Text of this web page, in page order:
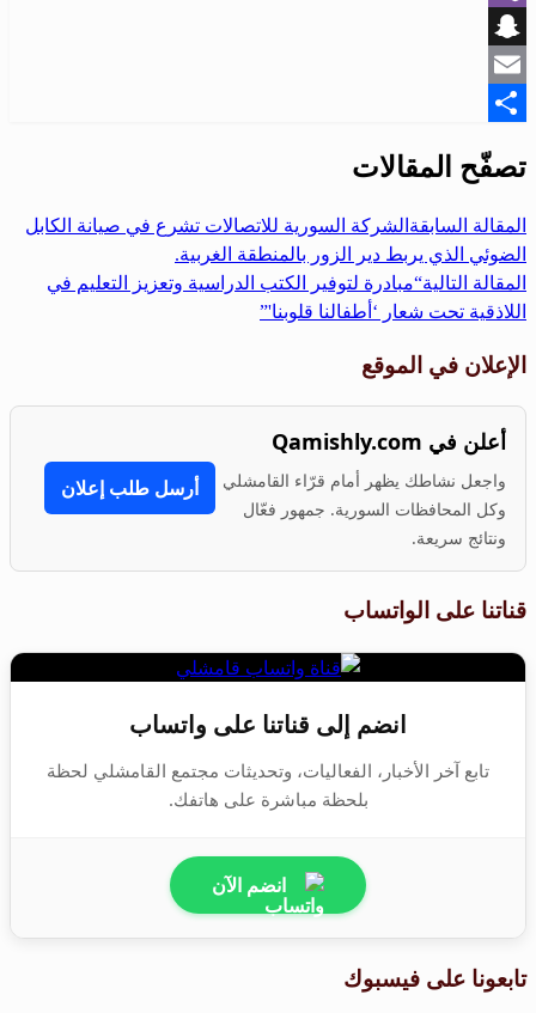
Viber
Snapchat
Email
تصفّح المقالات
المقالة السابقة الشركة السورية للاتصالات تشرع في صيانة الكابل
الضوئي الذي يربط دير الزور بالمنطقة الغربية.
المقالة التالية“مبادرة لتوفير الكتب الدراسية وتعزيز التعليم في
اللاذقية تحت شعار ‘أطفالنا قلوبنا'”
الإعلان في الموقع
أعلن في Qamishly.com
واجعل نشاطك يظهر أمام قرّاء القامشلي
وكل المحافظات السورية. جمهور فعّال
ونتائج سريعة.
أرسل طلب إعلان
قناتنا على الواتساب
انضم إلى قناتنا على واتساب
تابع آخر الأخبار، الفعاليات، وتحديثات مجتمع القامشلي لحظة
بلحظة مباشرة على هاتفك.
انضم الآن
تابعونا على فيسبوك